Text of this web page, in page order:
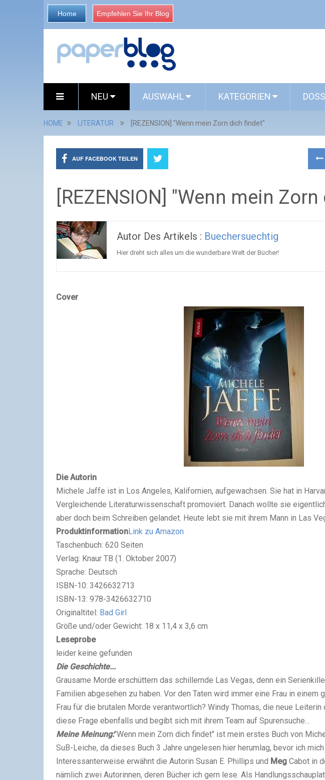
Home Empfehlen Sie Ihr Blog
NEU AUSWAHL KATEGORIEN
HOME LITERATUR [REZENSION] "Wenn mein Zorn dich findet"
AUF FACEBOOK TEILEN
[REZENSION] "Wenn mein
Autor Des Artikels : Buechersuechtig
Hier dreht sich alles um die wunderbare Welt der Bücher!
Cover
Die Autorin
Michele Jaffe ist in Los Angeles, Kalifornien, aufgewachsen. Sie hat in
Vergleichende Literaturwissenschaft promoviert. Danach wollte sie
aber doch beim Schreiben gelandet. Heute lebt sie mit ihrem Mann in Las
ProduktinformationLink zu Amazon
Taschenbuch: 620 Seiten
Verlag: Knaur TB (1. Oktober 2007)
Sprache: Deutsch
ISBN-10: 3426632713
ISBN-13: 978-3426632710
Originaltitel: Bad Girl
Größe und/oder Gewicht: 18 x 11,4 x 3,6 cm
Leseprobe
leider keine gefunden
Die Geschichte...
Grausame Morde erschüttern das schillernde Las Vegas, denn ein
Familien abgesehen zu haben. Vor den Taten wird immer eine Frau in einem
Frau für die brutalen Morde verantwortlich? Windy Thomas, die neue
diese Frage ebenfalls und begibt sich mit ihrem Team auf Spurensuche...
Meine Meinung:"Wenn mein Zorn dich findet" ist mein erstes Buch von
SuB-Leiche, da dieses Buch 3 Jahre ungelesen hier herumlag, bevor ich
Interessanterweise erwähnt die Autorin Susan E. Phillips und Meg Cabot in
nämlich zwei Autorinnen, deren Bücher ich gern lese. Als